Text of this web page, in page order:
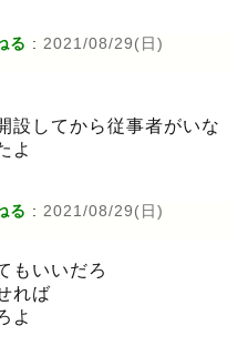
る : 2021/08/29(日)
設してから従事者がいな
よ
る : 2021/08/29(日)
もいいだろ
れば
よ